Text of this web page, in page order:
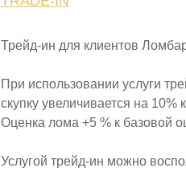
Трейд-ин для клиентов
При использовании услуги
скупку увеличивается на 10%
Оценка лома +5 % к базовой
Услугой трейд-ин можно